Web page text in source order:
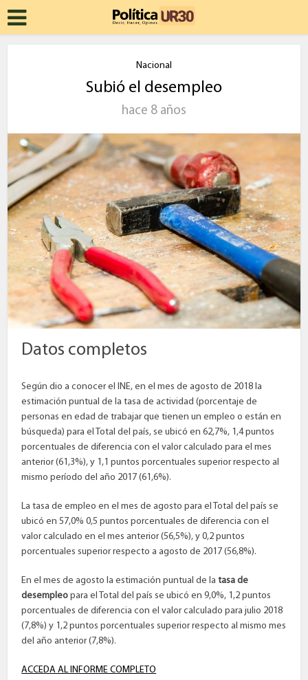
Nacional
Subió el desempleo
hace 8 años
Datos completos
Según dio a conocer el INE, en el mes de agosto de 2018 la
estimación puntual de la tasa de actividad (porcentaje de
personas en edad de trabajar que tienen un empleo o están en
búsqueda) para el Total del país, se ubicó en 62,7%, 1,4 puntos
porcentuales de diferencia con el valor calculado para el mes
anterior (61,3%), y 1,1 puntos porcentuales superior respecto al
mismo período del año 2017 (61,6%).
La tasa de empleo en el mes de agosto para el Total del país se
ubicó en 57,0% 0,5 puntos porcentuales de diferencia con el
valor calculado en el mes anterior (56,5%), y 0,2 puntos
porcentuales superior respecto a agosto de 2017 (56,8%).
En el mes de agosto la estimación puntual de latasa de
desempleo para el Total del país se ubicó en 9,0%, 1,2 puntos
porcentuales de diferencia con el valor calculado para julio 2018
(7,8%) y 1,2 puntos porcentuales superior respecto al mismo mes
del año anterior (7,8%).
ACCEDA AL INFORME COMPLETO